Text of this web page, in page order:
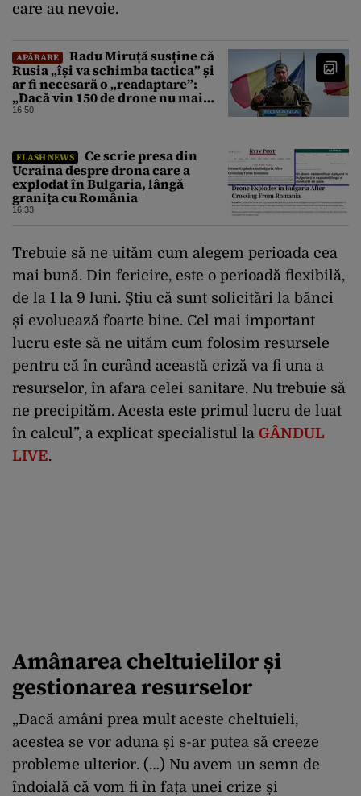
care au nevoie.
APĂRARE
Radu Miruță susține că
Rusia „își va schimba tactica” și
ar fi necesară o „readaptare”:
„Dacă vin 150 de drone nu mai
suntem pe timp de pace”
16:50
FLASH NEWS
Ce scrie presa din
Ucraina despre drona care a
explodat în Bulgaria, lângă
granița cu România
16:33
Trebuie să ne uităm cum alegem perioada cea
mai bună. Din fericire, este o perioadă flexibilă,
de la 1 la 9 luni. Știu că sunt solicitări la bănci
și evoluează foarte bine. Cel mai important
lucru este să ne uităm cum folosim resursele
pentru că în curând această criză va fi una a
resurselor, în afara celei sanitare. Nu trebuie să
ne precipităm. Acesta este primul lucru de luat
în calcul”, a explicat specialistul la GÂNDUL
LIVE.
Amânarea cheltuielilor și
gestionarea resurselor
„Dacă amâni prea mult aceste cheltuieli,
acestea se vor aduna și s-ar putea să creeze
probleme ulterior. (…) Nu avem un semn de
îndoială că vom fi în fața unei crize și